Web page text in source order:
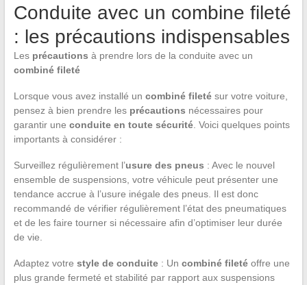
Conduite avec un combine fileté
: les précautions indispensables
Les précautions à prendre lors de la conduite avec un
combiné fileté
Lorsque vous avez installé un combiné filetésur votre voiture,
pensez à bien prendre les précautions nécessaires pour
garantir une conduite en toute sécurité. Voici quelques points
importants à considérer :
Surveillez régulièrement l’usure des pneus : Avec le nouvel
ensemble de suspensions, votre véhicule peut présenter une
tendance accrue à l’usure inégale des pneus. Il est donc
recommandé de vérifier régulièrement l’état des pneumatiques
et de les faire tourner si nécessaire afin d’optimiser leur durée
de vie.
Adaptez votre style de conduite: Un combiné filetéoffre une
plus grande fermeté et stabilité par rapport aux suspensions